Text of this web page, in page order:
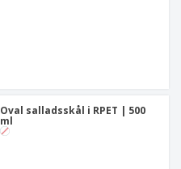
Oval salladsskål i RPET | 500
ml